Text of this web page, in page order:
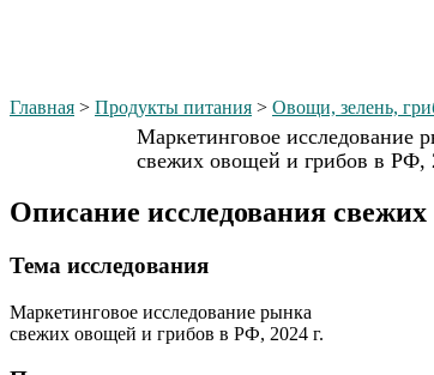
Главная > Продукты питания > Овощи, зелень,
Маркетинговое исследование
свежих овощей и грибов в РФ,
Описание исследования свежих
Тема иcследования
Маркетинговое исследование рынка
свежих овощей и грибов в РФ, 2024 г.